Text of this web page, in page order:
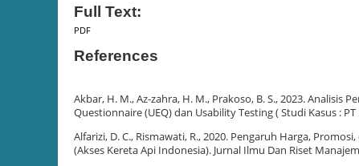
Full Text:
PDF
References
Akbar, H. M., Az-zahra, H. M., Prakoso, B. S., 2023. Analisis
Questionnaire (UEQ) dan Usability Testing ( Studi Kasus :
Alfarizi, D. C., Rismawati, R., 2020. Pengaruh Harga,
(Akses Kereta Api Indonesia). Jurnal Ilmu Dan Riset